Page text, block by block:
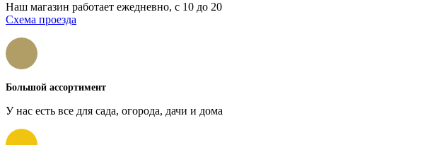
Наш магазин работает ежедневно, с 10 до 20
Схема проезда
Большой ассортимент
У нас есть все для сада, огорода, дачи и дома